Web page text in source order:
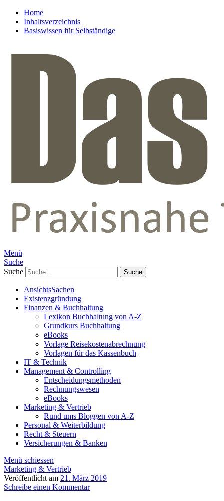
Home
Inhaltsverzeichnis
Basiswissen für Selbständige
Menü
Suche
Suche
AnsichtsSachen
Existenzgründung
Finanzen & Buchhaltung
Lexikon Buchhaltung von A-Z
Grundkurs Buchhaltung
eBooks
Vorlage Reisekostenabrechnung
Vorlagen für das Kassenbuch
IT & Technik
Management & Controlling
Entscheidungsmethoden
Rechnungswesen
eBooks
Marketing & Vertrieb
Rund ums Bloggen von A-Z
Personal & Weiterbildung
Recht & Steuern
Versicherungen & Banken
Menü schiessen
Marketing & Vertrieb
Veröffentlicht am 21. März 2019
Schreibe einen Kommentar